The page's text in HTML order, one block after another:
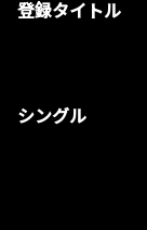
登録タイトル
シングル